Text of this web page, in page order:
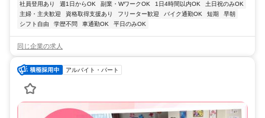
社員登用あり
週1日からOK 副業・WワークOK 1日4時間以内OK
土日祝のみOK
主婦・主夫歓迎
資格取得支援あり フリーター歓迎 バイク通勤OK 短期
早朝
シフト自由
学歴不問 車通勤OK 平日のみOK
同じ企業の求人
アルバイト・パート